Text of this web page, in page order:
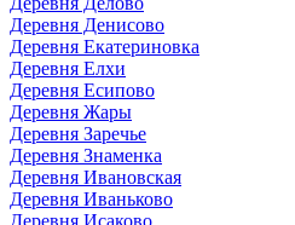
Деревня Денисово
Деревня Екатериновка
Деревня Елхи
Деревня Есипово
Деревня Жары
Деревня Заречье
Деревня Знаменка
Деревня Ивановская
Деревня Иваньково
Деревня Исаково